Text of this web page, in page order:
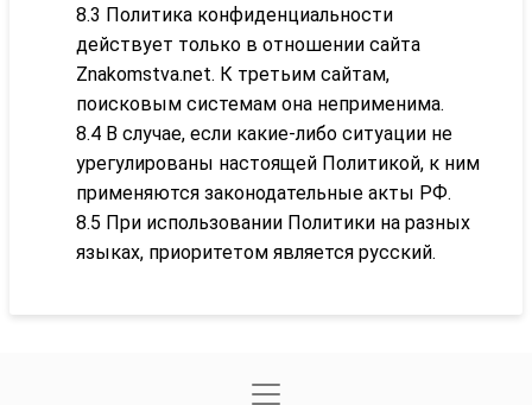
8.3 Политика конфиденциальности
действует только в отношении сайта
Znakomstva.net. К третьим сайтам,
поисковым системам она неприменима.
8.4 В случае, если какие-либо ситуации не
урегулированы настоящей Политикой, к ним
применяются законодательные акты РФ.
8.5 При использовании Политики на разных
языках, приоритетом является русский.